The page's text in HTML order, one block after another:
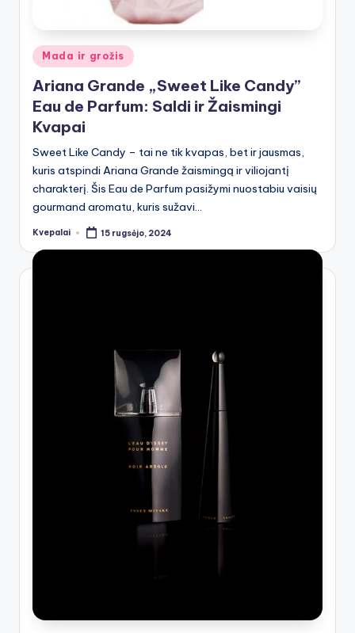
Posted
in
Mada ir grožis
Ariana Grande „Sweet Like Candy”
Eau de Parfum: Saldi ir Žaismingi
Kvapai
Sweet Like Candy – tai ne tik kvapas, bet ir jausmas,
kuris atspindi Ariana Grande žaismingą ir viliojantį
charakterį. Šis Eau de Parfum pasižymi nuostabiu vaisių
gourmand aromatu, kuris sužavi…
Posted
Kvepalai 15 rugsėjo, 2024